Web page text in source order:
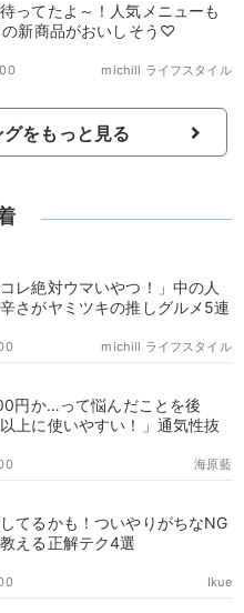
ってたよ～！人気メニューも
新商品がおいしそう♡
michill ライフスタイル
をもっと見る
コレ絶対ウマいやつ！」中の人
さがヤミツキの推しグルメ5連
michill ライフスタイル
円か…って悩んだことを後
上に使いやすい！」通気性抜
海原藍
てるかも！ついやりがちなNG
える正解テク4選
Ikue